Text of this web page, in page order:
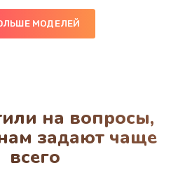
МОДЕЛЕЙ
на вопросы,
задают чаще
всего